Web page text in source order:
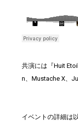
共演には『Huit
n、Mustache X、
イベントの詳細は